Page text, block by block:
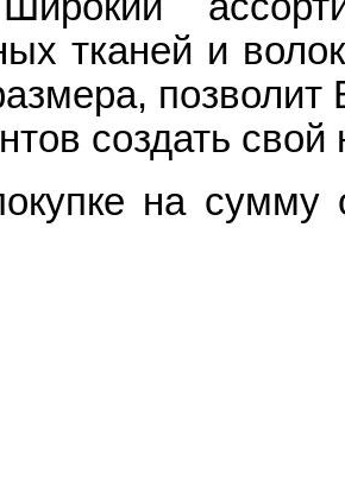
тканей и
создать
на сумму